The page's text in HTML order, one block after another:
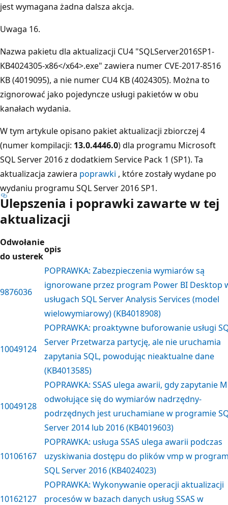
jest wymagana żadna dalsza akcja.
Uwaga 16.
Nazwa pakietu dla aktualizacji CU4 "SQLServer2016SP1-
KB4024305-x86</x64>.exe" zawiera numer CVE-2017-8516
KB (4019095), a nie numer CU4 KB (4024305). Można to
zignorować jako pojedyncze usługi pakietów w obu
kanałach wydania.
W tym artykule opisano pakiet aktualizacji zbiorczej 4
(numer kompilacji: 13.0.4446.0) dla programu Microsoft
SQL Server 2016 z dodatkiem Service Pack 1 (SP1). Ta
aktualizacja zawiera poprawki , które zostały wydane po
wydaniu programu SQL Server 2016 SP1.
Ulepszenia i poprawki zawarte w tej
aktualizacji
Odwołanie
do usterek
opis
9876036
POPRAWKA: Zabezpieczenia wymiarów są
ignorowane przez program Power BI Desktop
usługach SQL Server Analysis Services (model
wielowymiarowy) (KB4018908)
10049124
POPRAWKA: proaktywne buforowanie usługi
Server Przetwarza partycję, ale nie uruchamia
zapytania SQL, powodując nieaktualne dane
(KB4013585)
10049128
POPRAWKA: SSAS ulega awarii, gdy zapytanie
odwołujące się do wymiarów nadrzędny-
podrzędnych jest uruchamiane w programie
Server 2014 lub 2016 (KB4019603)
10106167
POPRAWKA: usługa SSAS ulega awarii podczas
uzyskiwania dostępu do plików vmp w
SQL Server 2016 (KB4024023)
10162127
POPRAWKA: Wykonywanie operacji aktualizacji
procesów w bazach danych usług SSAS w